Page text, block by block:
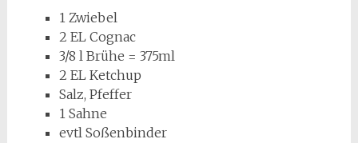
1 Zwiebel
2 EL Cognac
3/8 l Brühe = 375ml
2 EL Ketchup
Salz, Pfeffer
1 Sahne
evtl Soßenbinder